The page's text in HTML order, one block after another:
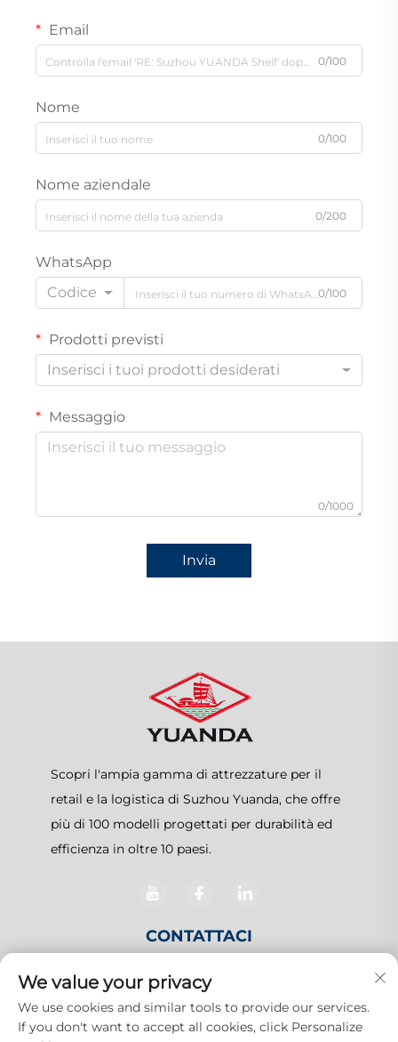
Email
0/100
Nome
0/100
Nome aziendale
0/200
WhatsApp
Codice
0/100
Prodotti previsti
Inserisci i tuoi prodotti desiderati
Messaggio
0/1000
Invia
Scopri l'ampia gamma di attrezzature per il
retail e la logistica di Suzhou Yuanda, che offre
più di 100 modelli progettati per durabilità ed
efficienza in oltre 10 paesi.
CONTATTACI
N.1 Via Zhangcun, Zona Shanghu, Suzhou, Jiangsu,
Cina
We value your privacy
We use cookies and similar tools to provide our services.
If you don't want to accept all cookies, click Personalize